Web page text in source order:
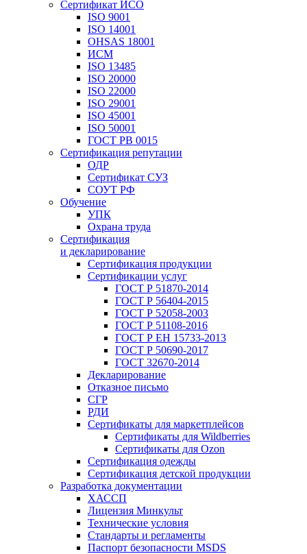
Сертификат ИСО
ISO 9001
ISO 14001
OHSAS 18001
ИСМ
ISO 13485
ISO 20000
ISO 22000
ISO 29001
ISO 45001
ISO 50001
ГОСТ РВ 0015
Сертификация репутации
ОДР
Сертификат СУЗ
СОУТ РФ
Обучение
УПК
Охрана труда
Сертификация
и декларирование
Сертификация продукции
Сертификации услуг
ГОСТ Р 51870-2014
ГОСТ Р 56404-2015
ГОСТ Р 52058-2003
ГОСТ Р 51108-2016
ГОСТ Р ЕН 15733-2013
ГОСТ Р 50690-2017
ГОСТ 32670-2014
Декларирование
Отказное письмо
СГР
РДИ
Сертификаты для маркетплейсов
Сертификаты для Wildberries
Сертификаты для Ozon
Сертификация одежды
Сертификация детской продукции
Разработка документации
ХАССП
Лицензия Минкульт
Технические условия
Стандарты и регламенты
Паспорт безопасности MSDS